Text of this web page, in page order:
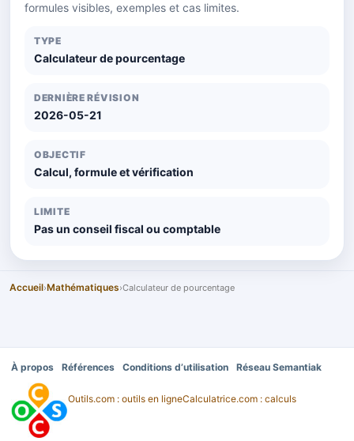
formules visibles, exemples et cas limites.
TYPE
Calculateur de pourcentage
DERNIÈRE RÉVISION
2026-05-21
OBJECTIF
Calcul, formule et vérification
LIMITE
Pas un conseil fiscal ou comptable
Accueil›Mathématiques›Calculateur de pourcentage
À propos Références Conditions d’utilisation Réseau Semantiak
Outils.com : outils en ligneCalculatrice.com : calculs